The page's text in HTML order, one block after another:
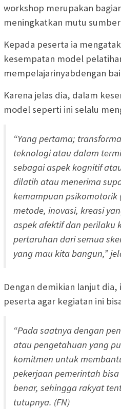
workshop merupakan
meningkatkan mutu sumber
Kepada peserta ia
kesempatan model
mempelajarinyabdengan
Karena jelas dia, dalam
model seperti ini selalu
“Yang pertama;
teknologi atau dalam
sebagai aspek kognitif
dilatih atau menerima
kemampuan psikomotorik
metode, inovasi, kreasi
aspek afektif dan perilaku
pertaruhan dari semua
yang mau kita bangun,”
Dengan demikian lanjut
peserta agar kegiatan ini
“Pada saatnya dengan
atau pengetahuan yang
komitmen untuk
pekerjaan pemerintah
benar, sehingga rakyat
tutupnya. (FN)